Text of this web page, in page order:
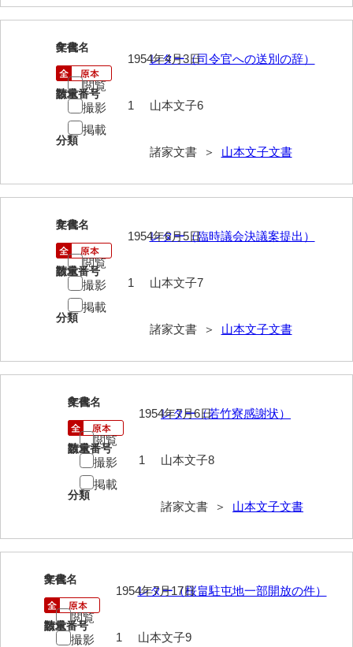
大中家文書
大野毛利家文書
大村益次郎文書
大本氏収集文書
岡家文書（福栄村）
岡家文書（周南市）
岡田家文書（萩市）
岡田学収集史料
岡藤家文書
岡本家文書（島根県）
岡本家文書（周防大島町）
小川家文書
小川五郎収集史料
尾崎家文書
尾崎家文書（防府市）
小沢家文書（阿東町）
小田家文書（柳井市金屋）
小田家文書（柳井市和田）
6
文書名
レター（司令官への送別の辞）
請求番号
山本文子6
分類
諸家文書 ＞ 山本文子文書
年代
1954年4月3日
数量
1
閲覧
撮影
掲載
7
文書名
レター（臨時議会決議案提出）
請求番号
山本文子7
分類
諸家文書 ＞ 山本文子文書
年代
1954年6月5日
数量
1
閲覧
撮影
掲載
8
文書名
レター（若竹寮感謝状）
請求番号
山本文子8
分類
諸家文書 ＞ 山本文子文書
年代
1954年7月6日
数量
1
閲覧
撮影
掲載
9
文書名
レター（桜畠駐屯地一部開放の件）
請求番号
山本文子9
年代
1954年7月17日
数量
1
閲覧
撮影